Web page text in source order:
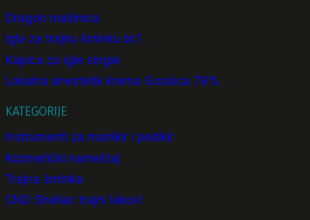
Dragon mašinica
Igla za trajnu šminku br.1
Kapica za igle single
Lokalna anestetik krema Goosica 79%
KATEGORIJE
Instrumenti za manikir i pedikir
Kozmetički nameštaj
Trajna šminka
CND Shellac trajni lakovi